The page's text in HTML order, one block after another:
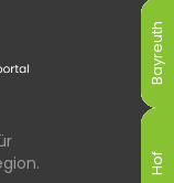
Bayreuth
Hof
Bayreuth
Hof
Bayreuth
Hof
Bayreuth
Hof
Bayreuth
Hof
Bayreuth
Hof